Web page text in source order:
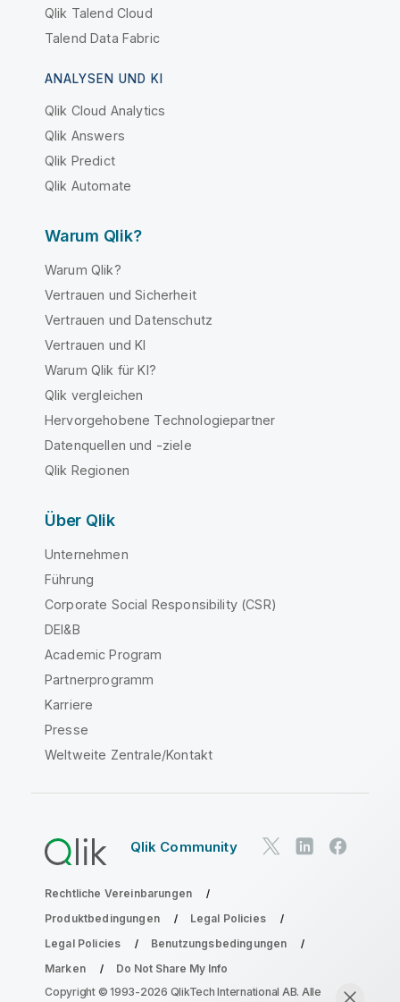
Qlik Talend Cloud
Talend Data Fabric
ANALYSEN UND KI
Qlik Cloud Analytics
Qlik Answers
Qlik Predict
Qlik Automate
Warum Qlik?
Warum Qlik?
Vertrauen und Sicherheit
Vertrauen und Datenschutz
Vertrauen und KI
Warum Qlik für KI?
Qlik vergleichen
Hervorgehobene Technologiepartner
Datenquellen und -ziele
Qlik Regionen
Über Qlik
Unternehmen
Führung
Corporate Social Responsibility (CSR)
DEI&B
Academic Program
Partnerprogramm
Karriere
Presse
Weltweite Zentrale/Kontakt
Qlik Community
Rechtliche Vereinbarungen
Produktbedingungen
Legal Policies
Legal Policies
Benutzungsbedingungen
Marken
Do Not Share My Info
Copyright © 1993-2026 QlikTech International AB. Alle